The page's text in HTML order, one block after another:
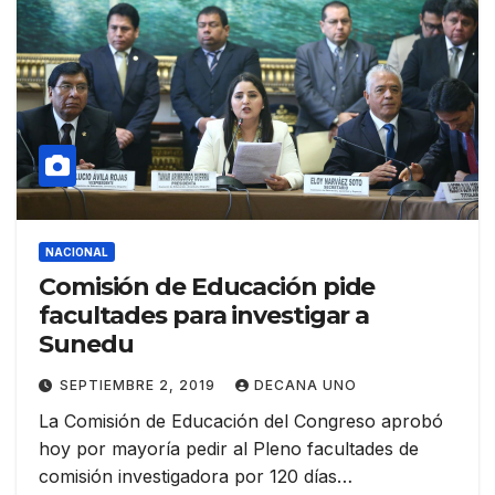
NACIONAL
Comisión de Educación pide
facultades para investigar a
Sunedu
SEPTIEMBRE 2, 2019 DECANA UNO
La Comisión de Educación del Congreso aprobó
hoy por mayoría pedir al Pleno facultades de
comisión investigadora por 120 días…